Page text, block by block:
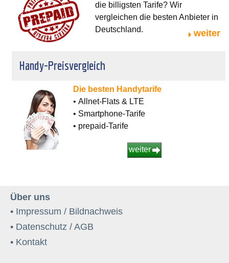
die billigsten Tarife? Wir
vergleichen die besten Anbieter in
Deutschland.
weiter
Handy-Preisvergleich
Die besten Handytarife
• Allnet-Flats & LTE
• Smartphone-Tarife
• prepaid-Tarife
weiter
Über uns
• Impressum / Bildnachweis
• Datenschutz / AGB
• Kontakt